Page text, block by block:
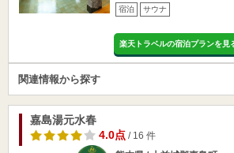
宿泊 サウナ
楽天トラベルの宿泊プランを見
関連情報から探す
嘉島湯元水春
4.0点/ 16 件